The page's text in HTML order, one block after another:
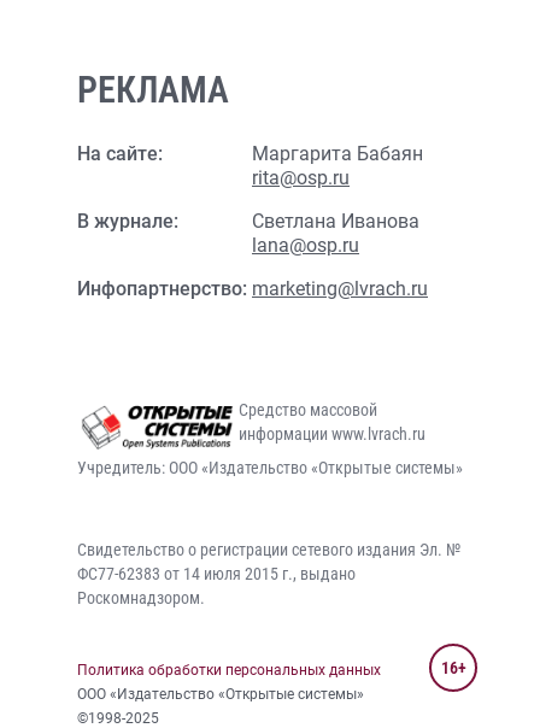
РЕКЛАМА
На сайте:
Маргарита Бабаян
rita@osp.ru
В журнале:
Светлана Иванова
lana@osp.ru
Инфопартнерство: marketing@lvrach.ru
Средство массовой
информации www.lvrach.ru
Учредитель: ООО «Издательство «Открытые системы»
Свидетельство о регистрации сетевого издания Эл. №
ФС77-62383 от 14 июля 2015 г., выдано
Роскомнадзором.
Политика обработки персональных данных
ООО «Издательство «Открытые системы»
©1998-2025
16+